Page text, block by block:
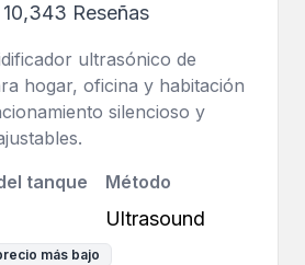
10,343 Reseñas
ultrasónico de
hogar, oficina y habitación
silencioso y
tanque Método
Ultrasound
más bajo